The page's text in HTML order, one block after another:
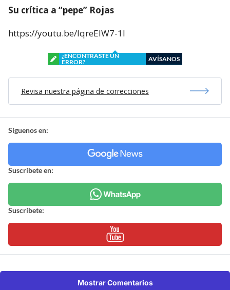
Su crítica a “pepe” Rojas
https://youtu.be/lqreElW7-1I
¿ENCONTRASTE UN
ERROR?
AVÍSANOS
Revisa nuestra página de correcciones
Síguenos en:
Suscríbete en:
Suscríbete:
Mostrar Comentarios